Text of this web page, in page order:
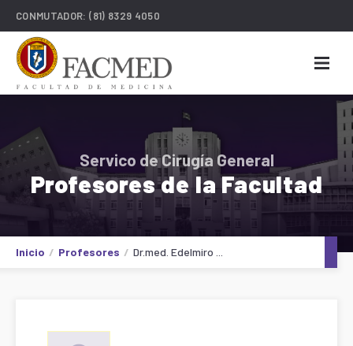
CONMUTADOR:(81) 8329 4050
Servico de Cirugía General
Profesores de la Facultad
Inicio Profesores Dr.med. Edelmiro ...